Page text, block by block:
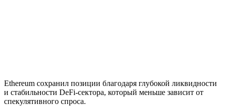
Ethereum сохранил позиции благодаря глубокой ликвидности
и стабильности DeFi-сектора, который меньше зависит от
спекулятивного спроса.